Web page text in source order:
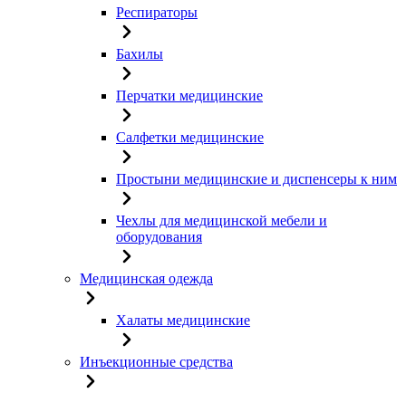
Респираторы
Бахилы
Перчатки медицинские
Салфетки медицинские
Простыни медицинские и диспенсеры к ним
Чехлы для медицинской мебели и
оборудования
Медицинская одежда
Халаты медицинские
Инъекционные средства